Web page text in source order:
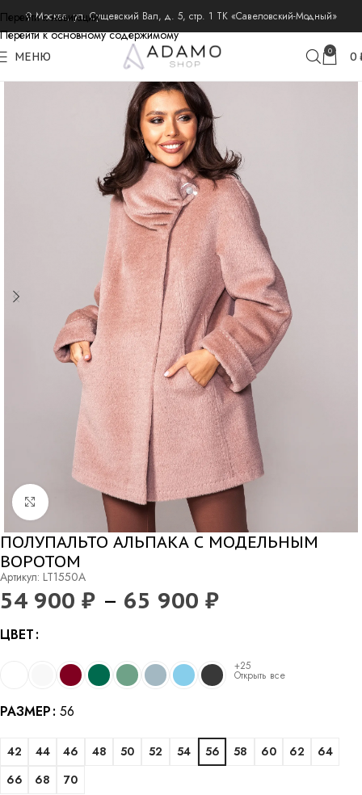
Перейти к навигации
Перейти к основному содержимому
⚲ Москва, ул. Сущевский Вал, д. 5, стр. 1 ТК «Савеловский-Модный»
МЕНЮ 0 0
главная пальто из шерсти альпака пальто альпака демисезонные
Нажмите, чтобы увеличить
ПОЛУПАЛЬТО АЛЬПАКА С МОДЕЛЬНЫМ
ВОРОТОМ
Артикул: LT1550A
54 900 ₽ – 65 900 ₽
ЦВЕТ
+25
Открыть все
РАЗМЕР 56
42 44 46 48 50 52 54 56 58 60 62
64
66
68 70
Alternative: